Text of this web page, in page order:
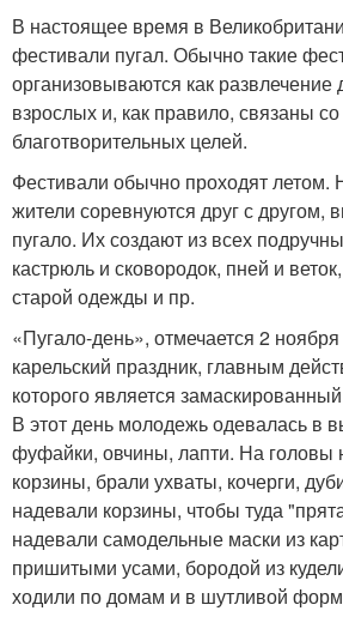
В настоящее время в
фестивали пугал. Обычно такие
организовываются как развлечение
взрослых и, как правило, связаны
благотворительных целей.
Фестивали обычно проходят летом.
жители соревнуются друг с другом,
пугало. Их создают из всех
кастрюль и сковородок, пней и
старой одежды и пр.
«Пугало-день», отмечается 2
карельский праздник, главным
которого является
В этот день молодежь одевалась в
фуфайки, овчины, лапти. На головы
корзины, брали ухваты, кочерги,
надевали корзины, чтобы туда
надевали самодельные маски из
пришитыми усами, бородой из
ходили по домам и в шутливой